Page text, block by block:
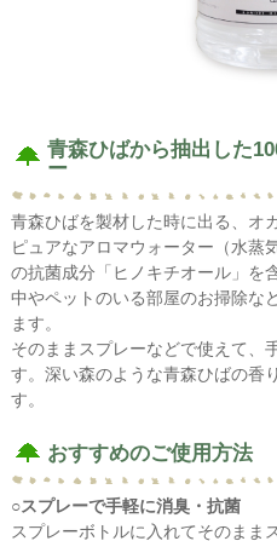
青森ひばから抽出した
ー
青森ひばを製材した時に出る、オ
ピュアなアロマウォーター（水蒸
の抗菌成分「ヒノキチオール」を
中やペットのいる部屋のお掃除な
ます。
そのままスプレーなどで使えて、
す。深い森のような青森ひばの香
す。
おすすめのご使用方法
○スプレーで手軽に消臭・抗菌
スプレーボトルに入れてそのまま